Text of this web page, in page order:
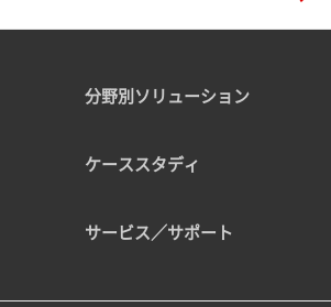
分野別ソリューション
ケーススタディ
サービス／サポート